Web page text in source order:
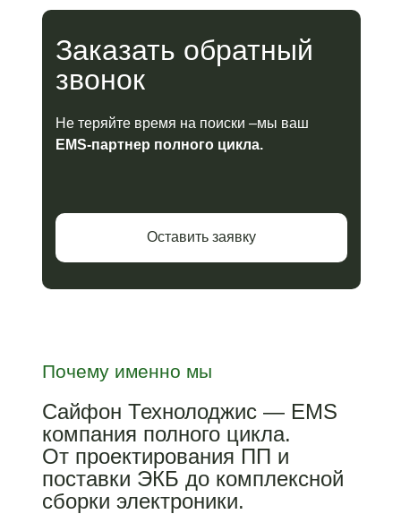
Заказать обратный
звонок
Не теряйте время на поиски –мы ваш
EMS-партнер полного цикла.
Оставить заявку
Сайфон Технолоджис — EMS
компания полного цикла.
От проектирования ПП и
поставки ЭКБ до комплексной
сборки электроники.
Почему именно мы